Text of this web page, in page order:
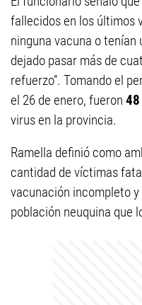
fallecidos en los últimos
ninguna vacuna o tenían
dejado pasar más de
refuerzo”. Tomando el
el 26 de enero, fueron 48
virus en la provincia.
Ramella definió como
cantidad de víctimas
vacunación incompleto
población neuquina que